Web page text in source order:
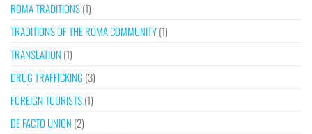
ROMA TRADITIONS(1)
TRADITIONS OF THE ROMA COMMUNITY(1)
TRANSLATION (1)
DRUG TRAFFICKING (3)
FOREIGN TOURISTS(1)
DE FACTO UNION (2)